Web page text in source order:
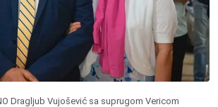
Dragljub Vujošević sa suprugom Vericom